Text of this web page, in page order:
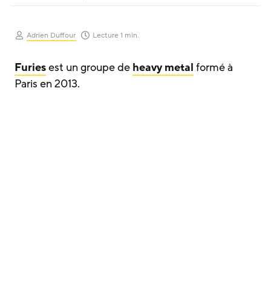
Adrien Duffour Lecture 1 min.
Furiesest un groupe de heavy metal formé à
Paris en 2013.